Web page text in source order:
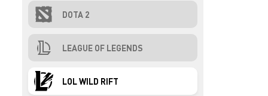
DOTA 2
LEAGUE OF LEGENDS
LOL WILD RIFT